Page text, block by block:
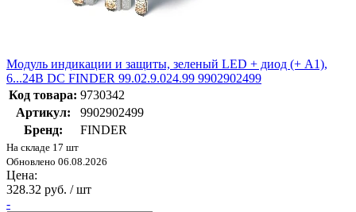
Модуль индикации и защиты, зеленый LED + диод (+ A1),
6...24В DC FINDER 99.02.9.024.99 9902902499
Код товара: 9730342
Артикул:
9902902499
Бренд:
FINDER
На складе 17 шт
Обновлено 06.08.2026
Цена:
328.32 руб. / шт
-